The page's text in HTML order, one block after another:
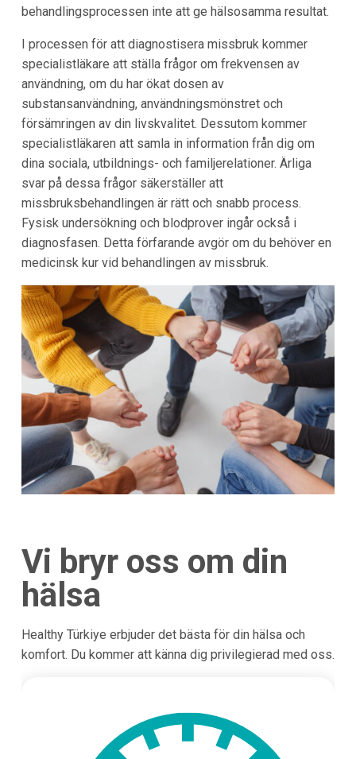
behandlingsprocessen inte att ge hälsosamma resultat.
I processen för att diagnostisera missbruk kommer
specialistläkare att ställa frågor om frekvensen av
användning, om du har ökat dosen av
substansanvändning, användningsmönstret och
försämringen av din livskvalitet. Dessutom kommer
specialistläkaren att samla in information från dig om
dina sociala, utbildnings- och familjerelationer. Ärliga
svar på dessa frågor säkerställer att
missbruksbehandlingen är rätt och snabb process.
Fysisk undersökning och blodprover ingår också i
diagnosfasen. Detta förfarande avgör om du behöver en
medicinsk kur vid behandlingen av missbruk.
Vi bryr oss om din
hälsa
Healthy Türkiye erbjuder det bästa för din hälsa och
komfort. Du kommer att känna dig privilegierad med oss.